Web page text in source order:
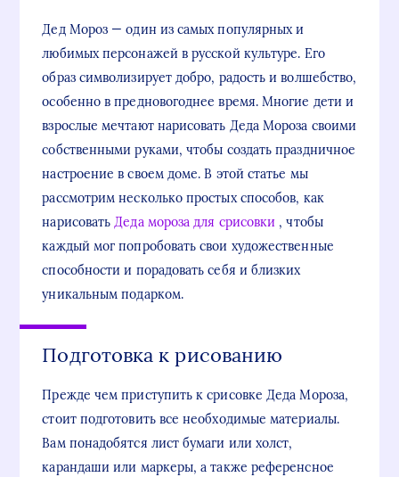
Дед Мороз — один из самых популярных и
любимых персонажей в русской культуре. Его
образ символизирует добро, радость и волшебство,
особенно в предновогоднее время. Многие дети и
взрослые мечтают нарисовать Деда Мороза своими
собственными руками, чтобы создать праздничное
настроение в своем доме. В этой статье мы
рассмотрим несколько простых способов, как
нарисоватьДеда мороза для срисовки , чтобы
каждый мог попробовать свои художественные
способности и порадовать себя и близких
уникальным подарком.
Подготовка к рисованию
Прежде чем приступить к срисовке Деда Мороза,
стоит подготовить все необходимые материалы.
Вам понадобятся лист бумаги или холст,
карандаши или маркеры, а также референсное